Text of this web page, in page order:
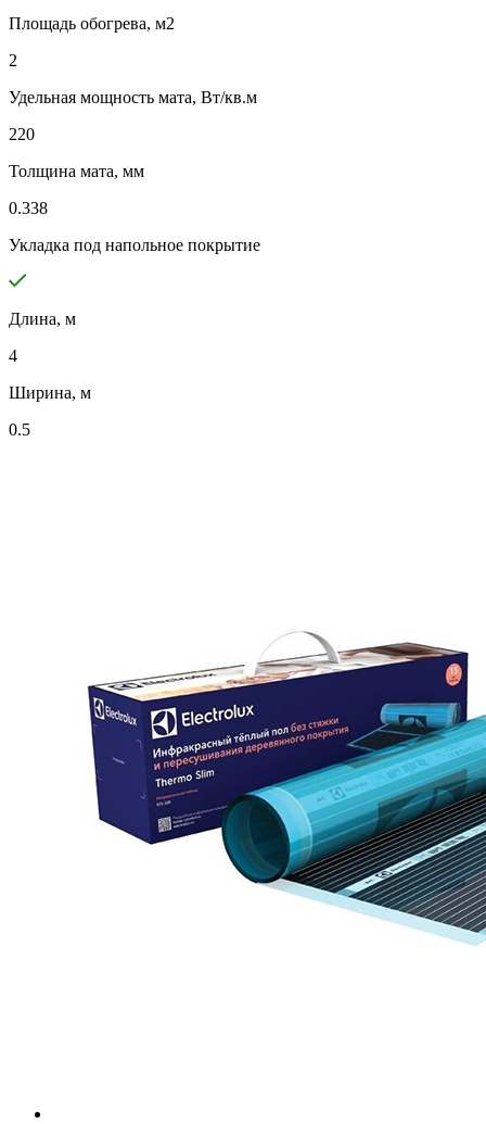
Площадь обогрева, м2
2
Удельная мощность мата, Вт/кв.м
220
Толщина мата, мм
0.338
Укладка под напольное покрытие
Длина, м
4
Ширина, м
0.5